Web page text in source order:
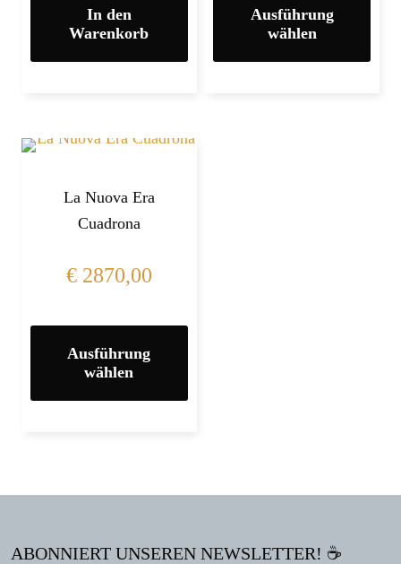
In den
Warenkorb
Ausführung
wählen
La Nuova Era
Cuadrona
€2870,00
Ausführung
wählen
ABONNIERT UNSEREN NEWSLETTER! ☕